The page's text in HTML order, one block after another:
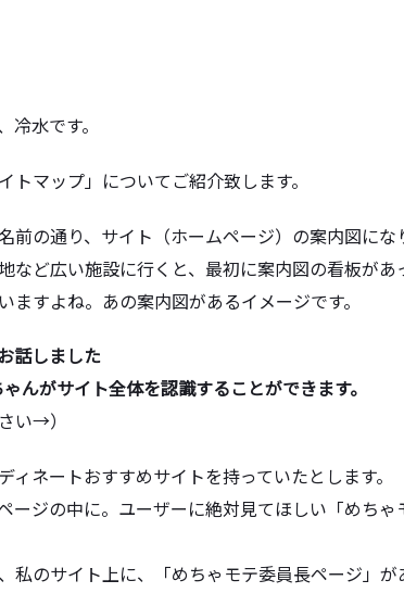
水です。
トマップ」についてご紹介致します。
前の通り、サイト（ホームページ） の案内図にな
など広い施設に行くと、 最初に案内図の看板があ
ますよね。 あの案内図があるイメージです。
話しました
んがサイト全体を認識することができます。
い→）
ィネートおすすめサイトを持っていたとします。
ージの中に。ユーザーに絶対見てほしい「めちゃ
私のサイト上に、「めちゃモテ委員長ページ」 が